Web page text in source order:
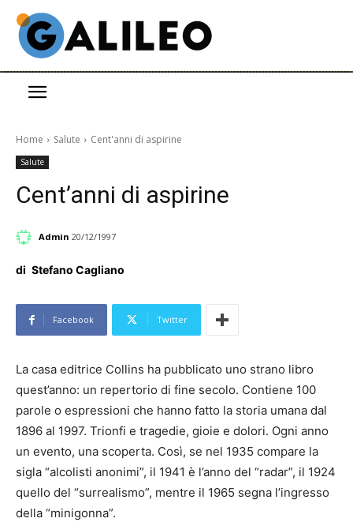
Home Salute Cent'anni di aspirine
Salute
Cent’anni di aspirine
Admin 20/12/1997
di Stefano Cagliano
Facebook Twitter
La casa editrice Collins ha pubblicato uno strano libro
quest’anno: un repertorio di fine secolo. Contiene 100
parole o espressioni che hanno fatto la storia umana dal
1896 al 1997. Trionfi e tragedie, gioie e dolori. Ogni anno
un evento, una scoperta. Così, se nel 1935 compare la
sigla “alcolisti anonimi”, il 1941 è l’anno del “radar”, il 1924
quello del “surrealismo”, mentre il 1965 segna l’ingresso
della “minigonna”.